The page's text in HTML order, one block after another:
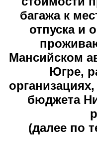
багажа к
отпуска и
Мансийском
Югре,
бюджета
(далее по